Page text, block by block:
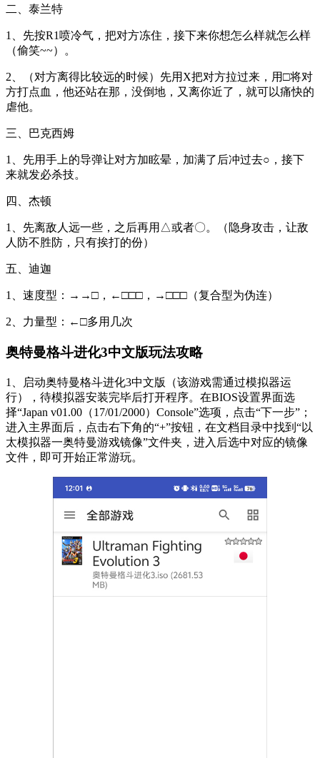
二、泰兰特
1、先按R1喷冷气，把对方冻住，接下来你想怎么样就怎么样
（偷笑~~）。
2、（对方离得比较远的时候）先用X把对方拉过来，用□将对
方打点血，他还站在那，没倒地，又离你近了，就可以痛快的
虐他。
三、巴克西姆
1、先用手上的导弹让对方加眩晕，加满了后冲过去○，接下
来就发必杀技。
四、杰顿
1、先离敌人远一些，之后再用△或者〇。（隐身攻击，让敌
人防不胜防，只有挨打的份）
五、迪迦
1、速度型：→→□，←□□□，→□□□（复合型为伪连）
2、力量型：←□多用几次
奥特曼格斗进化3中文版玩法攻略
1、启动奥特曼格斗进化3中文版（该游戏需通过模拟器运
行），待模拟器安装完毕后打开程序。在BIOS设置界面选
择“Japan v01.00（17/01/2000）Console”选项，点击“下一步”；
进入主界面后，点击右下角的“+”按钮，在文档目录中找到“以
太模拟器一奥特曼游戏镜像”文件夹，进入后选中对应的镜像
文件，即可开始正常游玩。